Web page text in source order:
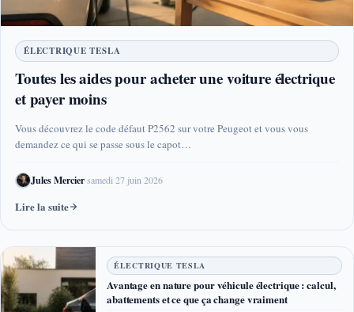
ÉLECTRIQUE TESLA
Toutes les aides pour acheter une voiture électrique
et payer moins
Vous découvrez le code défaut P2562 sur votre Peugeot et vous vous
demandez ce qui se passe sous le capot…
Jules Mercier·samedi 27 juin 2026
Lire la suite
ÉLECTRIQUE TESLA
Avantage en nature pour véhicule électrique : calcul,
abattements et ce que ça change vraiment